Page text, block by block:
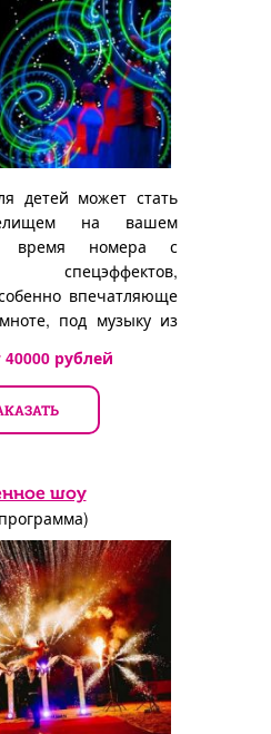
детей может стать
на вашем
время номера с
спецэффектов,
впечатляюще
под музыку из
40000рублей
шоу